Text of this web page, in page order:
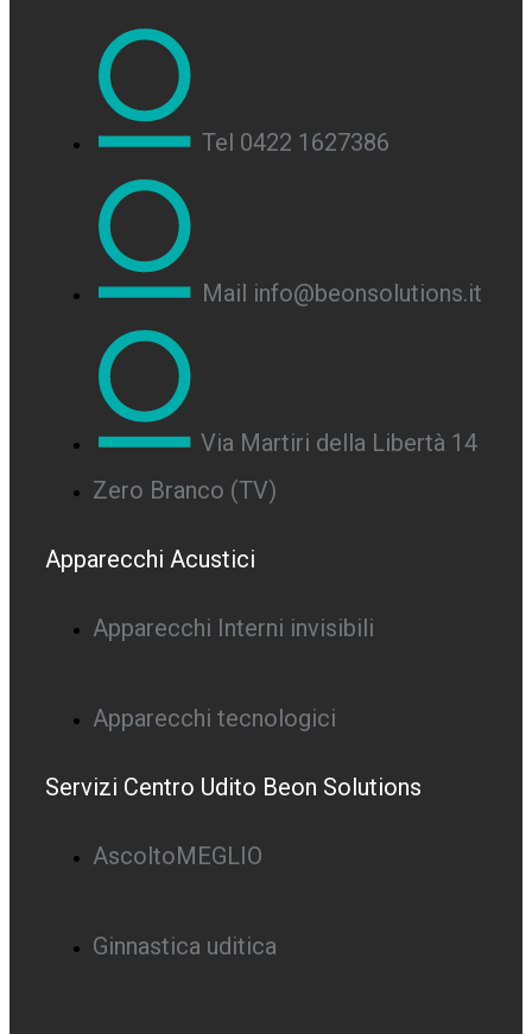
Tel 0422 1627386
Mail info@beonsolutions.it
Via Martiri della Libertà 14
Zero Branco (TV)
Apparecchi Acustici
Apparecchi Interni invisibili
Apparecchi tecnologici
Servizi Centro Udito Beon Solutions
AscoltoMEGLIO
Ginnastica uditica